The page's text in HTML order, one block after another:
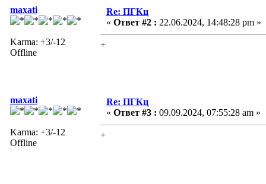
maxati
Karma: +3/-12
Offline
Re: ПГКц
« Ответ #2 : 22.06.2024, 14:48:28 pm »
+
maxati
Karma: +3/-12
Offline
Re: ПГКц
« Ответ #3 : 09.09.2024, 07:55:28 am »
+